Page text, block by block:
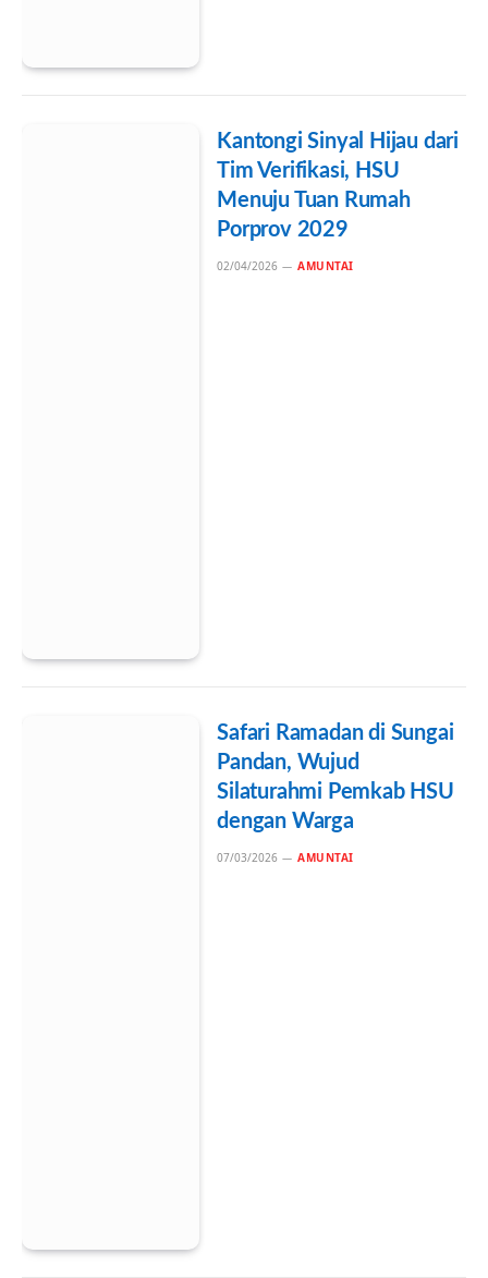
Kantongi Sinyal Hijau dari
Tim Verifikasi, HSU
Menuju Tuan Rumah
Porprov 2029
02/04/2026 AMUNTAI
Safari Ramadan di Sungai
Pandan, Wujud
Silaturahmi Pemkab HSU
dengan Warga
07/03/2026 AMUNTAI